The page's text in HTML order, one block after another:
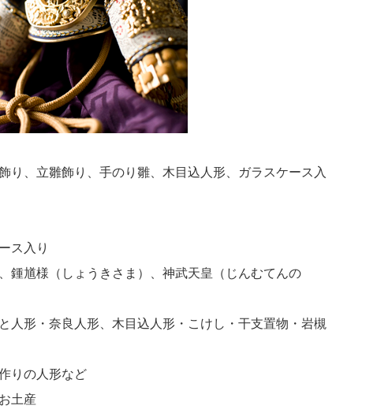
り、立雛飾り、手のり雛、木目込人形、ガラスケース入
ス入り
鍾馗様（しょうきさま）、神武天皇（じんむてんの
人形・奈良人形、木目込人形・こけし・干支置物・岩槻
りの人形など
土産